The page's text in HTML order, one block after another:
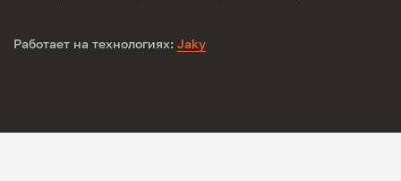
Работает на технологиях: Jaky